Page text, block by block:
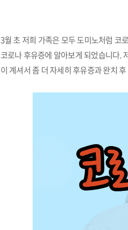
3월 초 저희 가족은 모두 도미노처럼 코
코로나 후유증에 알아보게 되었습니다.
이 계셔서 좀 더 자세히 후유증과 완치